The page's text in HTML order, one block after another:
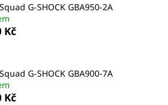
G-SHOCK GBA950-2A
Kč
G-SHOCK GBA900-7A
Kč